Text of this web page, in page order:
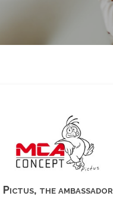
Pictus, the ambassador